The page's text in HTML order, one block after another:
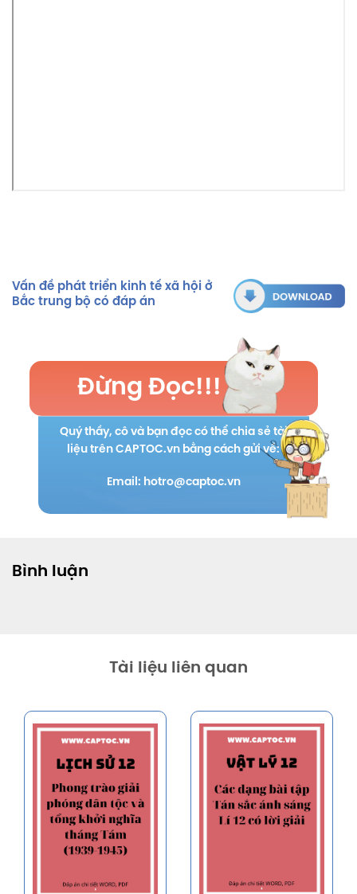
Vấn đề phát triển kinh tế xã hội ở
Bắc trung bộ có đáp án
Đừng Đọc!!!
Quý thầy, cô và bạn đọc có thể chia sẻ tài
liệu trên CAPTOC.vn bằng cách gửi về:
Email: hotro@captoc.vn
Bình luận
Tài liệu liên quan